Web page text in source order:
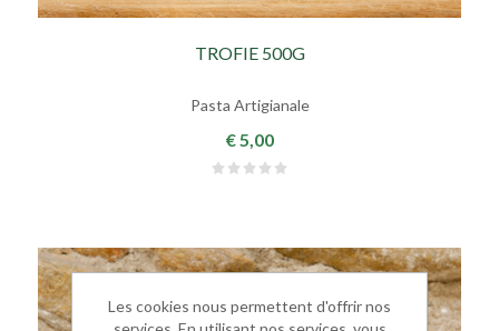
TROFIE 500G
Pasta Artigianale
€ 5,00
Les cookies nous permettent d'offrir nos